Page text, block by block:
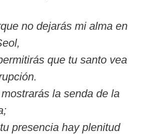
no dejarás mi alma en
que tu santo vea
la senda de la
presencia hay plenitud